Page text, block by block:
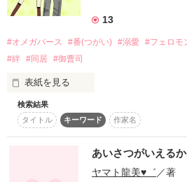
好きじゃダメなわけ？
誰よりも思ってる自信あるよ。
勝手に想うくらい、許してよね。
13
#オメガバース #番(つがい) #溺愛 #フェロモ
#絆 #同居 #御曹司
表紙を見る
｡♥｡･ﾟ♡ﾟ･｡♥｡･ﾟ♡ﾟ･｡♥｡･ﾟ♡ﾟ･｡♥｡
憧れの図書館で、
検索結果
タイトル
キーワード 作家名
あいさつがいえるか
ヤマト龍美♥゛／著